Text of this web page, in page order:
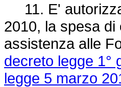
11. E'
2010, la spesa
assistenza alle
decreto legge 1°
legge 5 marzo